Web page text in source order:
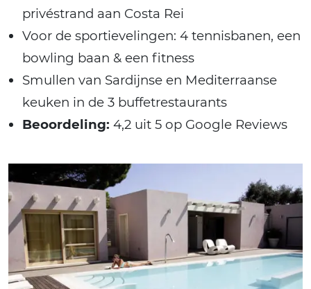
privéstrand aan Costa Rei
Voor de sportievelingen: 4 tennisbanen, een
bowling baan & een fitness
Smullen van Sardijnse en Mediterraanse
keuken in de 3 buffetrestaurants
Beoordeling: 4,2 uit 5 op Google Reviews